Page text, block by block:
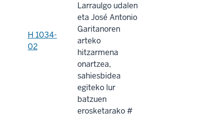
H 1034-
02
Larraulgo udalen
eta José Antonio
Garitanoren
arteko
hitzarmena
onartzea,
sahiesbidea
egiteko lur
batzuen
erosketarako #